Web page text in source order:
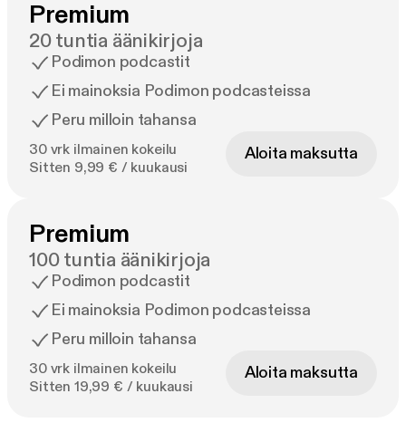
Premium
20 tuntia äänikirjoja
Podimon podcastit
Ei mainoksia Podimon podcasteissa
Peru milloin tahansa
30 vrk ilmainen kokeilu
Sitten 9,99 € / kuukausi
Aloita maksutta
Premium
100 tuntia äänikirjoja
Podimon podcastit
Ei mainoksia Podimon podcasteissa
Peru milloin tahansa
30 vrk ilmainen kokeilu
Sitten 19,99 € / kuukausi
Aloita maksutta